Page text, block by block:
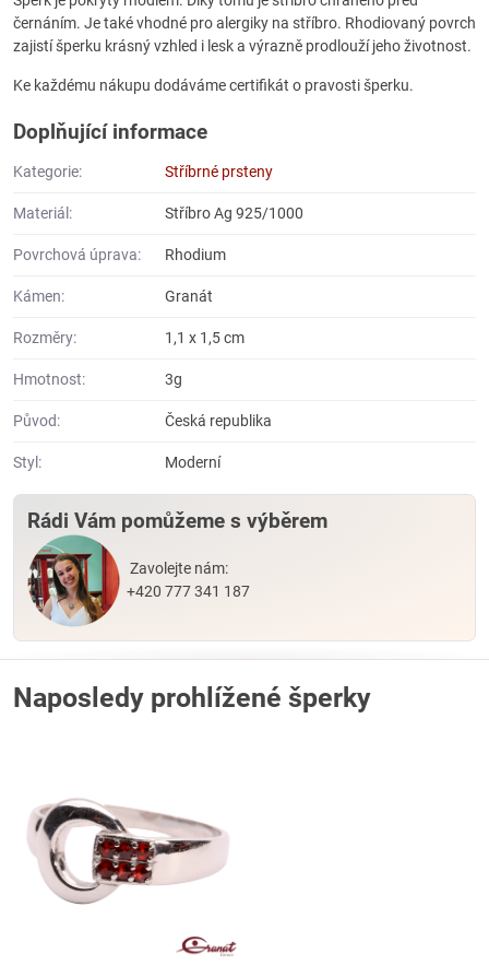
černáním. Je také vhodné pro alergiky na stříbro. Rhodiovaný povrch
zajistí šperku krásný vzhled i lesk a výrazně prodlouží jeho životnost.
Ke každému nákupu dodáváme certifikát o pravosti šperku.
Doplňující informace
Kategorie: Stříbrné prsteny
Materiál: Stříbro Ag 925/1000
Povrchová úprava: Rhodium
Kámen: Granát
Rozměry: 1,1 x 1,5 cm
Hmotnost: 3g
Původ: Česká republika
Styl: Moderní
Rádi Vám pomůžeme s výběrem
Zavolejte nám:
+420 777 341 187
Naposledy prohlížené šperky